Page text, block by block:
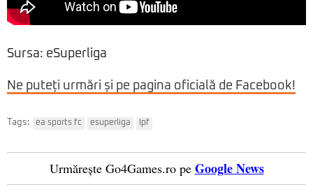
Sursa: eSuperliga
Ne puteți urmări și pe pagina oficială de Facebook!
Tags: ea sports fc esuperliga lpf
Urmărește Go4Games.ro pe Google News